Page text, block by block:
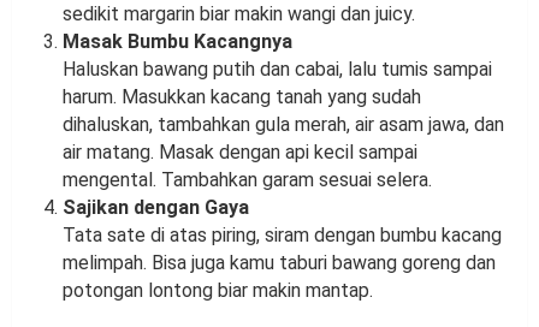
sedikit margarin biar makin wangi dan juicy.
Masak Bumbu Kacangnya
Haluskan bawang putih dan cabai, lalu tumis sampai
harum. Masukkan kacang tanah yang sudah
dihaluskan, tambahkan gula merah, air asam jawa, dan
air matang. Masak dengan api kecil sampai
mengental. Tambahkan garam sesuai selera.
Sajikan dengan Gaya
Tata sate di atas piring, siram dengan bumbu kacang
melimpah. Bisa juga kamu taburi bawang goreng dan
potongan lontong biar makin mantap.